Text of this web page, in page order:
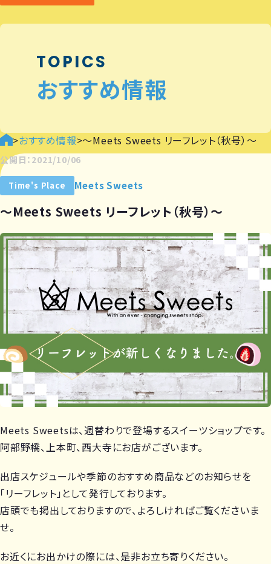
TOPICS
おすすめ情報
>おすすめ情報>～Meets Sweets リーフレット（秋号）～
公開日：2021/10/06
Time's Place Meets Sweets
～Meets Sweets リーフレット（秋号）～
Meets Sweetsは、週替わりで登場するスイーツショップです。
阿部野橋、上本町、西大寺にお店がございます。
出店スケジュールや季節のおすすめ商品などのお知らせを
「リーフレット」として発行しております。
店頭でも掲出しておりますので、よろしければご覧くださいま
せ。
お近くにお出かけの際には、是非お立ち寄りください。